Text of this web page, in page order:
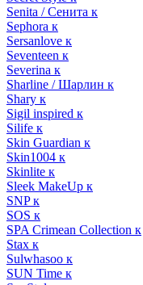
Senita / Сенита к
Sephora к
Sersanlove к
Seventeen к
Severina к
Sharline / Шарлин к
Shary к
Sigil inspired к
Silife к
Skin Guardian к
Skin1004 к
Skinlite к
Sleek MakeUp к
SNP к
SOS к
SPA Crimean Collection к
Stax к
Sulwhasoo к
SUN Time к